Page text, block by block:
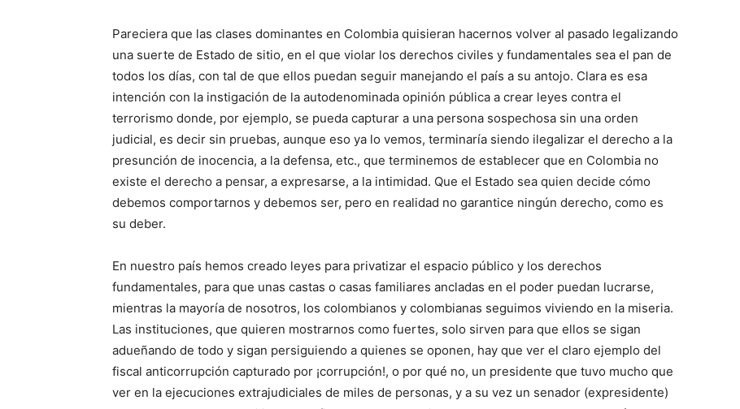
Pareciera que las clases dominantes en Colombia quisieran hacernos volver al pasado legalizando
una suerte de Estado de sitio, en el que violar los derechos civiles y fundamentales sea el pan de
todos los días, con tal de que ellos puedan seguir manejando el país a su antojo. Clara es esa
intención con la instigación de la autodenominada opinión pública a crear leyes contra el
terrorismo donde, por ejemplo, se pueda capturar a una persona sospechosa sin una orden
judicial, es decir sin pruebas, aunque eso ya lo vemos, terminaría siendo ilegalizar el derecho a la
presunción de inocencia, a la defensa, etc., que terminemos de establecer que en Colombia no
existe el derecho a pensar, a expresarse, a la intimidad. Que el Estado sea quien decide cómo
debemos comportarnos y debemos ser, pero en realidad no garantice ningún derecho, como es
su deber.
En nuestro país hemos creado leyes para privatizar el espacio público y los derechos
fundamentales, para que unas castas o casas familiares ancladas en el poder puedan lucrarse,
mientras la mayoría de nosotros, los colombianos y colombianas seguimos viviendo en la miseria.
Las instituciones, que quieren mostrarnos como fuertes, solo sirven para que ellos se sigan
adueñando de todo y sigan persiguiendo a quienes se oponen, hay que ver el claro ejemplo del
fiscal anticorrupción capturado por ¡corrupción!, o por qué no, un presidente que tuvo mucho que
ver en la ejecuciones extrajudiciales de miles de personas, y a su vez un senador (expresidente)